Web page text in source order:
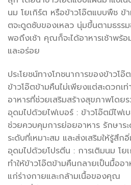
นม โยเกิร์ต หรือข้าวโอ๊ตแบบพืช ข้
ตจะดูดซับของเหลว นุ่มขึ้นตามธรร
พอถึงเช้า คุณก็จะได้อาหารเช้าพร้อ
และอร่อย
ประโยชน์ทางโภชนาการของข้าวโอ๊
ข้าวโอ๊ตข้ามคืนไม่เพียงแต่สะดวก
อาหารที่ช่วยเสริมสร้างสุขภาพโดย
อุดมไปด้วยไฟเบอร์ : ข้าวโอ๊ตมีไฟเ
ช่วยควบคุมการย่อยอาหาร รักษาร
ระดับที่เหมาะสม และส่งเสริมให้รู้สึก
อุดมไปด้วยโปรตีน : การเติมนม โย
ทำให้ข้าวโอ๊ตข้ามคืนกลายเป็นมื้ออ
แก่ร่างกายและกล้ามเนื้อของคุณ